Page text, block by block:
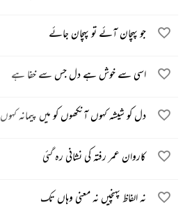
جو پہچان آئے تو پہچان جائے
اسی سے خوش ہے دل جس سے خفا ہے
دل کو شیشہ کہوں آنکھوں کو میں پیمانہ کہوں
کاروان عمر رفتہ کی نشانی رہ گئی
نہ الفاظ پہنچیں نہ معنی وہاں تک